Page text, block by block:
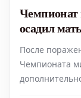
осадил
против
После
Чемпионата